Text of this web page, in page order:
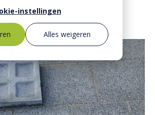
instellingen
Alles weigeren
Bestekservice